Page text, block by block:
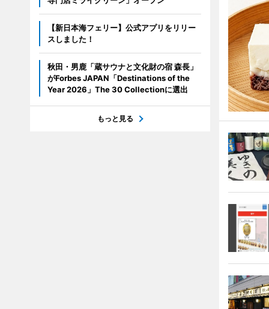
【新日本海フェリー】公式アプリをリリー
スしました！
秋田・男鹿「蔵サウナと文化財の宿 森長」
がForbes JAPAN「Destinations of the
Year 2026」The 30 Collectionに選出
もっと見る